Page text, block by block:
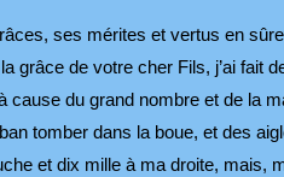
ses mérites et vertus en
grâce de votre cher Fils, j’ai fait
du grand nombre et de la
tomber dans la boue, et des
et dix mille à ma droite, mais,